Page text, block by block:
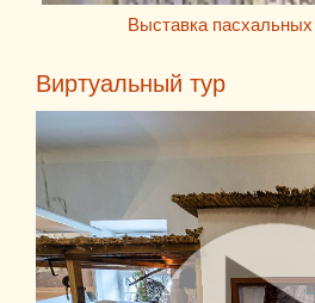
Выставка
Виртуальный тур